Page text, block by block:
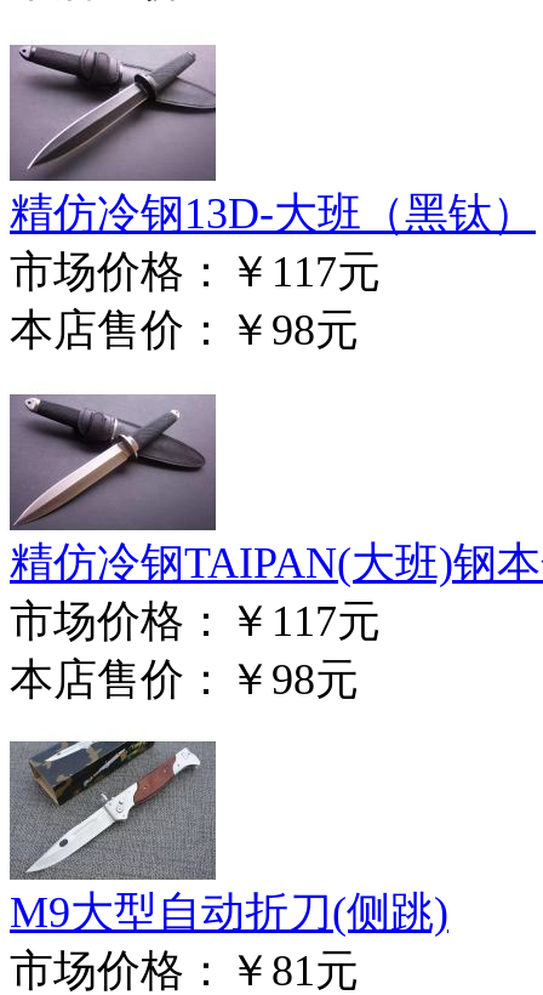
精仿冷钢13D-大班（黑钛）
市场价格： ￥117元
本店售价： ￥98元
精仿冷钢TAIPAN(大班)钢
市场价格： ￥117元
本店售价： ￥98元
M9大型自动折刀(侧跳)
市场价格： ￥81元